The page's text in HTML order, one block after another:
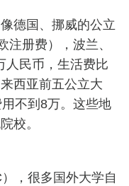
德国、挪威的公立
注册费），波兰、
人民币，生活费比
西亚前五公立大
不到8万。这些地
校。
，很多国外大学自